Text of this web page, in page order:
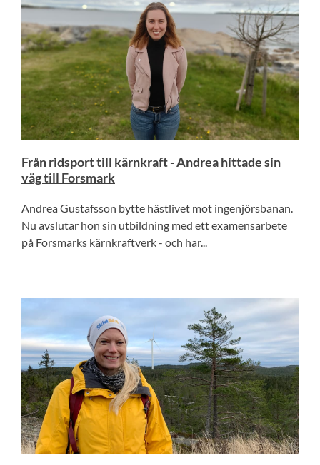
Från ridsport till kärnkraft - Andrea hittade sin
väg till Forsmark
Andrea Gustafsson bytte hästlivet mot ingenjörsbanan.
Nu avslutar hon sin utbildning med ett examensarbete
på Forsmarks kärnkraftverk - och har...